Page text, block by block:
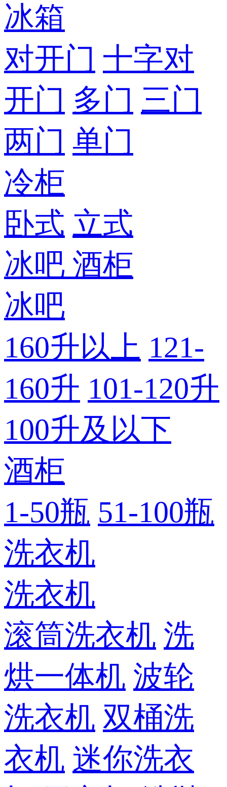
冰箱
对开门 十字对
开门 多门 三门
两门 单门
冷柜
卧式 立式
冰吧 酒柜
冰吧
160升以上 121-
160升 101-120升
100升及以下
酒柜
1-50瓶 51-100瓶
洗衣机
洗衣机
滚筒洗衣机 洗
烘一体机 波轮
洗衣机 双桶洗
衣机 迷你洗衣